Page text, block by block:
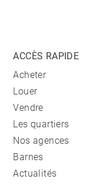
ACCÈS RAPIDE
Acheter
Louer
Vendre
Les quartiers
Nos agences
Barnes
Actualités